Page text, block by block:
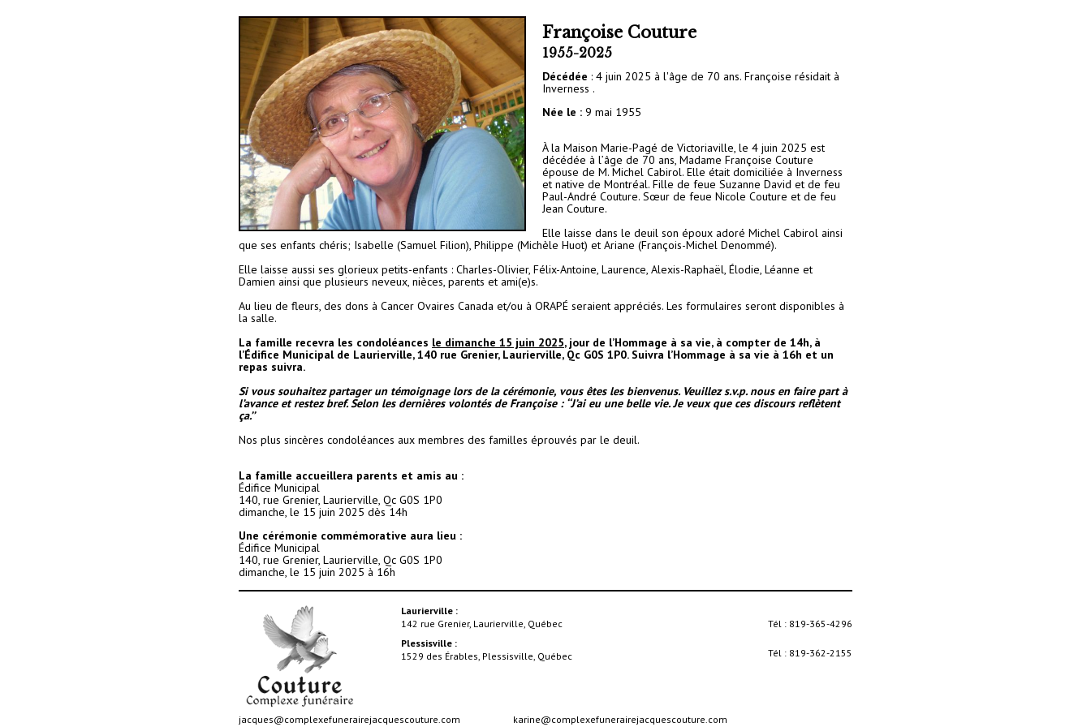
Françoise Couture
1955-2025
Décédée : 4 juin 2025 à l'âge de 70 ans. Françoise résidait à
Inverness .
Née le :9 mai 1955
À la Maison Marie-Pagé de Victoriaville, le 4 juin 2025 est
décédée à l’âge de 70 ans, Madame Françoise Couture
épouse de M. Michel Cabirol. Elle était domiciliée à Inverness
et native de Montréal. Fille de feue Suzanne David et de feu
Paul-André Couture. Sœur de feue Nicole Couture et de feu
Jean Couture.
Elle laisse dans le deuil son époux adoré Michel Cabirol ainsi
que ses enfants chéris; Isabelle (Samuel Filion), Philippe (Michèle Huot) et Ariane (François-Michel Denommé).
Elle laisse aussi ses glorieux petits-enfants : Charles-Olivier, Félix-Antoine, Laurence, Alexis-Raphaël, Élodie, Léanne et
Damien ainsi que plusieurs neveux, nièces, parents et ami(e)s.
Au lieu de fleurs, des dons à Cancer Ovaires Canada et/ou à ORAPÉ seraient appréciés. Les formulaires seront disponibles à
la salle.
La famille recevra les condoléances le dimanche 15 juin 2025, jour de l’Hommage à sa vie, à compter de 14h, à
l’Édifice Municipal de Laurierville, 140 rue Grenier, Laurierville, Qc G0S 1P0. Suivra l’Hommage à sa vie à 16h et un
repas suivra.
Si vous souhaitez partager un témoignage lors de la cérémonie, vous êtes les bienvenus. Veuillez s.v.p. nous en faire part à
l’avance et restez bref. Selon les dernières volontés de Françoise : ‘‘J’ai eu une belle vie. Je veux que ces discours reflètent
ça.’’
Nos plus sincères condoléances aux membres des familles éprouvés par le deuil.
La famille accueillera parents et amis au :
Édifice Municipal
140, rue Grenier, Laurierville, Qc G0S 1P0
dimanche, le 15 juin 2025dès 14h
Une cérémonie commémorative aura lieu :
Édifice Municipal
140, rue Grenier, Laurierville, Qc G0S 1P0
dimanche, le 15 juin 2025 à 16h
Laurierville :
142 rue Grenier, Laurierville, Québec
Plessisville :
1529 des Érables, Plessisville, Québec
Tél : 819-365-4296
Tél : 819-362-2155
jacques@complexefunerairejacquescouture.com karine@complexefunerairejacquescouture.com